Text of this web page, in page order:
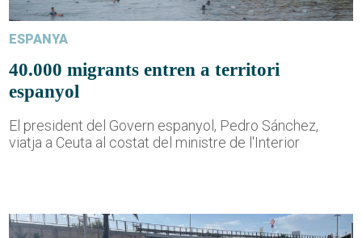
ESPANYA
40.000 migrants entren a territori
espanyol
El president del Govern espanyol, Pedro Sánchez,
viatja a Ceuta al costat del ministre de l'Interior